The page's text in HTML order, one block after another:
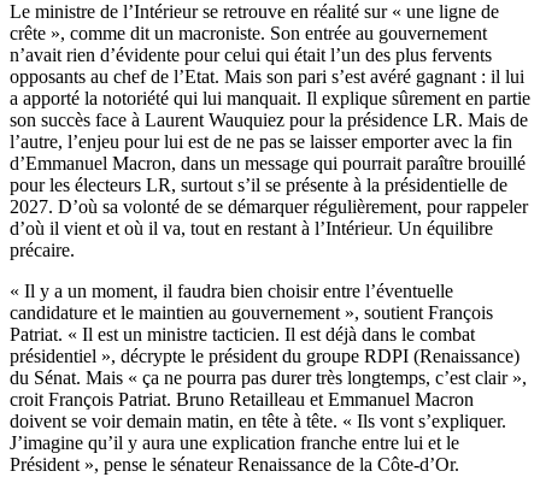
Le ministre de l’Intérieur se retrouve en réalité sur « une ligne de
crête », comme dit un macroniste. Son entrée au gouvernement
n’avait rien d’évidente pour celui qui était l’un des plus fervents
opposants au chef de l’Etat. Mais son pari s’est avéré gagnant : il lui
a apporté la notoriété qui lui manquait. Il explique sûrement en partie
son succès face à Laurent Wauquiez pour la présidence LR. Mais de
l’autre, l’enjeu pour lui est de ne pas se laisser emporter avec la fin
d’Emmanuel Macron, dans un message qui pourrait paraître brouillé
pour les électeurs LR, surtout s’il se présente à la présidentielle de
2027. D’où sa volonté de se démarquer régulièrement, pour rappeler
d’où il vient et où il va, tout en restant à l’Intérieur. Un équilibre
précaire.
« Il y a un moment, il faudra bien choisir entre l’éventuelle
candidature et le maintien au gouvernement », soutient François
Patriat. « Il est un ministre tacticien. Il est déjà dans le combat
présidentiel », décrypte le président du groupe RDPI (Renaissance)
du Sénat. Mais « ça ne pourra pas durer très longtemps, c’est clair »,
croit François Patriat. Bruno Retailleau et Emmanuel Macron
doivent se voir demain matin, en tête à tête. « Ils vont s’expliquer.
J’imagine qu’il y aura une explication franche entre lui et le
Président », pense le sénateur Renaissance de la Côte-d’Or.